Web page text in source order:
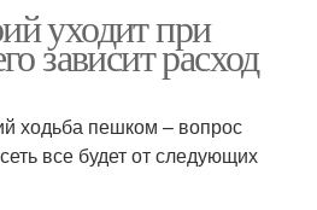
уходит при
зависит расход
ходьба пешком – вопрос
все будет от следующих